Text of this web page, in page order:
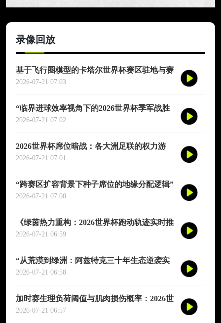
录像回放
基于飞行圈模型的卡塔尔世界杯赛区驻地与赛
程协同优化适配研究
2026-07-21 07:03
“临界进球效率视角下的2026世界杯季军战胜
负概率再评估”
2026-07-21 07:02
2026世界杯席位暗战：各大洲足联的权力游
戏、利益交换与投票策略
2026-07-21 07:01
“跨赛区扩容背景下种子席位的地缘分配逻辑”
2026-07-21 07:00
《绿茵热力重构：2026世界杯跑动轨迹实时推
演图谱》
2026-07-21 06:59
“从荒漠到绿洲：阿兹特克三十年生态逆袭实
录”
2026-07-21 06:58
加时赛生理负荷阈值与肌肉损伤概率：2026世
界杯多维度预测模型
2026-07-21 06:57